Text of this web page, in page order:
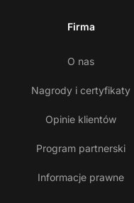
Firma
O nas
Nagrody i certyfikaty
Opinie klientów
Program partnerski
Informacje prawne